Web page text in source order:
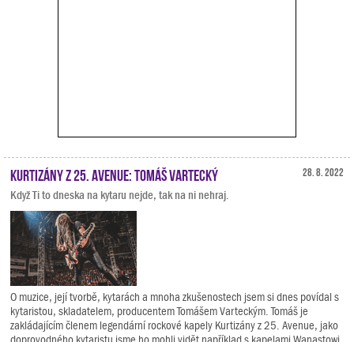
28. 8. 2022
Kurtizány z 25. Avenue: Tomáš Vartecký
Když Ti to dneska na kytaru nejde, tak na ni nehraj.
O muzice, její tvorbě, kytarách a mnoha zkušenostech jsem si dnes povídal s
kytaristou, skladatelem, producentem Tomášem Varteckým. Tomáš je
zakládajícím členem legendární rockové kapely Kurtizány z 25. Avenue, jako
doprovodného kytaristu jsme ho mohli vidět například s kapelami Wanastowi